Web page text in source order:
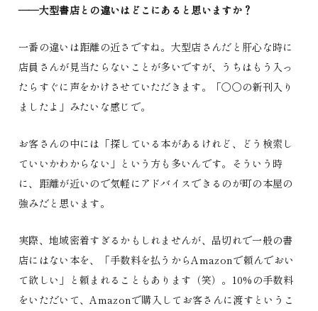
――大型書店との違いはどこにあると思いますか？
一番の違いは距離の近さですね。大型店さんだと肝心な時に
店員さんが見当たらないことが多いですが、うちはもう入っ
たらすぐに声をかけさせていただきます。「〇〇の新刊入り
ましたよ」みたいな感じで。
お客さんの中には「探している本があるけれど、どう検索し
ていいかわからない」という方も多いんです。そういう時
に、距離が近いので気軽にアドバイスできるのが町の本屋の
強みだと思います。
実際、地域密着すぎるかもしれませんが、品切れで一般の書
店にはない本を、「手数料を払うからAmazonで頼んでおい
て欲しい」と頼まれることもあります（笑）。10%の手数料
をいただいて、Amazonで購入してお客さんに渡すというこ